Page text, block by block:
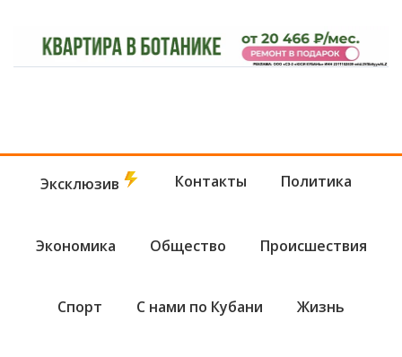
Эксклюзив Контакты Политика
Экономика Общество Происшествия
Спорт С нами по Кубани Жизнь